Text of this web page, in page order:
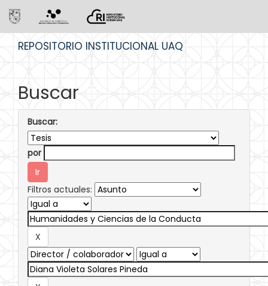
REPOSITORIO INSTITUCIONAL UAQ
Buscar
Buscar:
por
Filtros actuales: